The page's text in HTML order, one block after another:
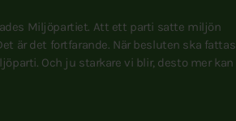
Miljöpartiet. Att ett parti satte miljön
är det fortfarande. När besluten ska fattas
Och ju starkare vi blir, desto mer kan